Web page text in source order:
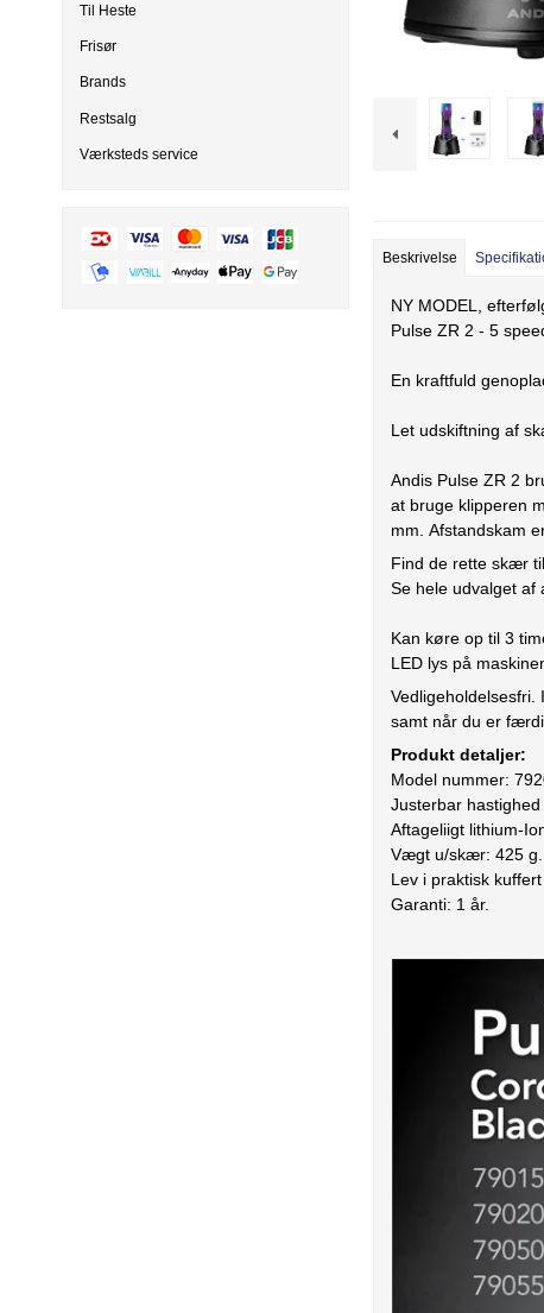
Til Heste
Frisør
Brands
Restsalg
Værksteds service
Beskrivelse
NY MODEL,
Pulse ZR 2 - 5
En kraftfuld
Let udskiftning af
Andis Pulse ZR 2
at bruge klipperen
mm. Afstandskam
Find de rette skær
Se hele udvalget af
Kan køre op til 3
LED lys på
samt når du er
Produkt detaljer:
Model nummer:
Justerbar
Aftageliigt lithium-
Vægt u/skær: 425 g.
Lev i praktisk
Garanti: 1 år.